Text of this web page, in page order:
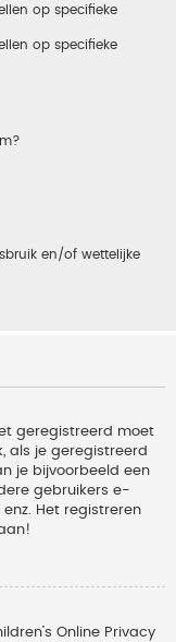
op specifieke
op specifieke
en/of wettelijke
geregistreerd moet
als je geregistreerd
je bijvoorbeeld een
gebruikers e-
Het registreren
Online Privacy